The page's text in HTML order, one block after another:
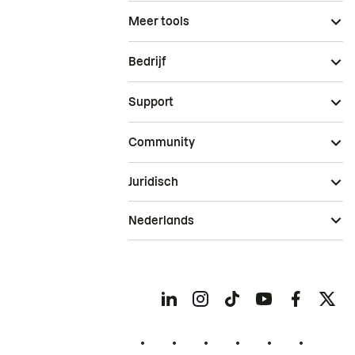
Meer tools
Bedrijf
Support
Community
Juridisch
Nederlands